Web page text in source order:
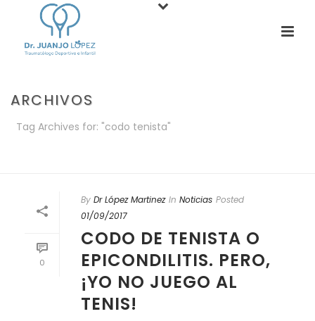
ARCHIVOS
Tag Archives for: "codo tenista"
0
By Dr López Martinez In Noticias Posted
01/09/2017
CODO DE TENISTA O
EPICONDILITIS. PERO,
¡YO NO JUEGO AL
TENIS!